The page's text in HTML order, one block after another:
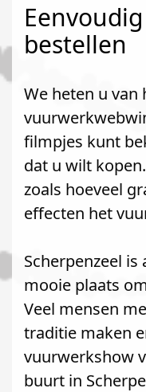
bestellen
We heten u
filmpjes kunt
dat u wilt
zoals hoeveel
effecten het
Scherpenzeel is
mooie plaats
Veel mensen
traditie maken
vuurwerkshow
buurt in